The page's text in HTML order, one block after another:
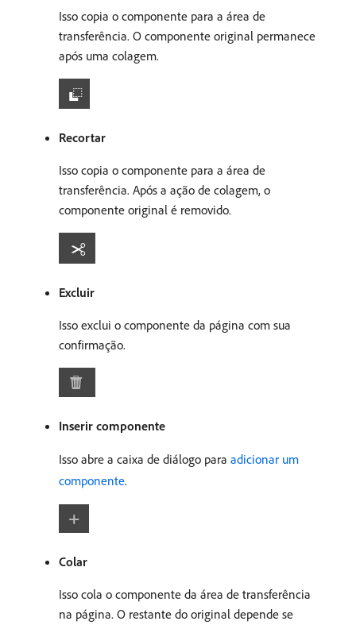
Isso copia o componente para a área de
transferência. O componente original permanece
após uma colagem.
Recortar
Isso copia o componente para a área de
transferência. Após a ação de colagem, o
componente original é removido.
Excluir
Isso exclui o componente da página com sua
confirmação.
Inserir componente
Isso abre a caixa de diálogo para adicionar um
componente.
Colar
Isso cola o componente da área de transferência
na página. O restante do original depende se